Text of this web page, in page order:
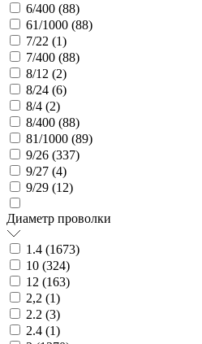
6/400 (88)
61/1000 (88)
7/22 (1)
7/400 (88)
8/12 (2)
8/24 (6)
8/4 (2)
8/400 (88)
81/1000 (89)
9/26 (337)
9/27 (4)
9/29 (12)
Диаметр проволки
1.4 (1673)
10 (324)
12 (163)
2,2 (1)
2.2 (3)
2.4 (1)